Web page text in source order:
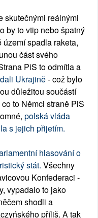
skutečnými reálnými
by to vtip nebo špatný
spadla raketa,
část svého
PiS to odmítla a
Ukrajině- což bylo
důležitou součástí
to Němci straně PiS
polská vláda
s jejich přijetím.
hlasování o
stát. Všechny
Konfederaci -
vypadalo to jako
shodli a
příliš. A tak